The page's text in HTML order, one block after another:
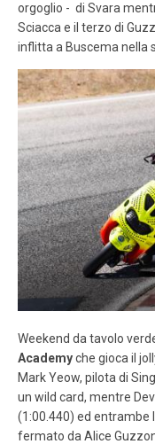
orgoglio - di Svara
Sciacca e il terzo di
inflitta a Buscema nella
Weekend da tavolo
Academyche gioca il
Mark Yeow, pilota di
un wild card, mentre
(1:00.440) ed entrambe
fermato da Alice